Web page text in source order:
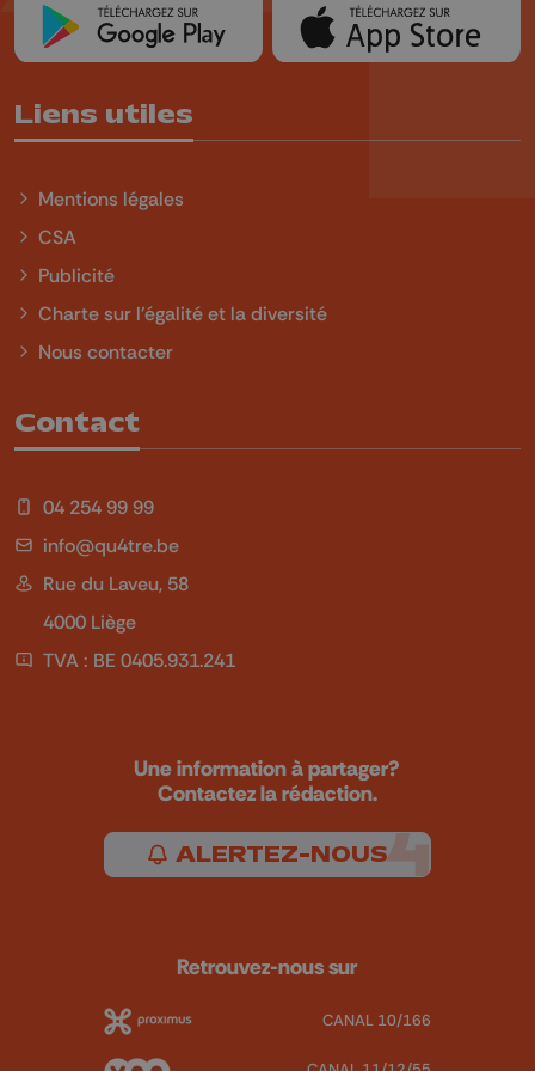
Liens utiles
Mentions légales
CSA
Publicité
Charte sur l'égalité et la diversité
Nous contacter
Contact
04 254 99 99
info@qu4tre.be
Rue du Laveu, 58
4000 Liège
TVA : BE 0405.931.241
Une information à partager?
Contactez la rédaction.
ALERTEZ-NOUS
Retrouvez-nous sur
CANAL 10/166